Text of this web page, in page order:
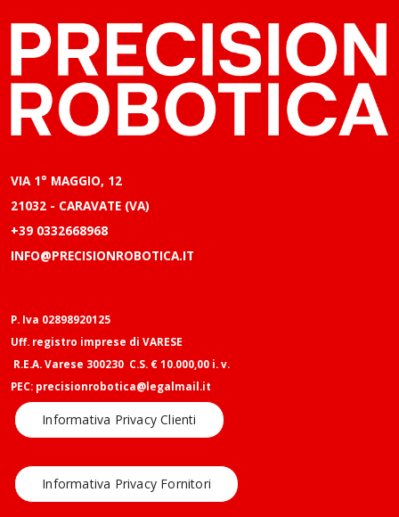
VIA 1° MAGGIO, 12
21032 - CARAVATE (VA)
+39 0332668968
INFO@PRECISIONROBOTICA.IT
P. Iva 02898920125
Uff. registro imprese di VARESE
R.E.A. Varese 300230 C.S. € 10.000,00 i. v.
PEC: precisionrobotica@legalmail.it
Informativa Privacy Clienti
Informativa Privacy Fornitori